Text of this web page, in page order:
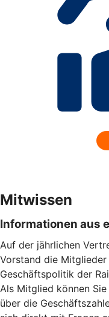
Mitwissen
Informationen aus
Auf der jährlichen
Vorstand die
Geschäftspolitik der
Als Mitglied können
über die